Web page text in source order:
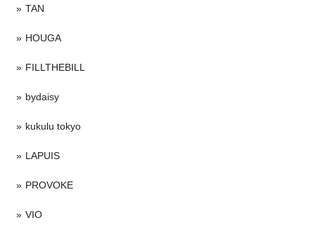
TAN
HOUGA
FILLTHEBILL
bydaisy
kukulu tokyo
LAPUIS
PROVOKE
VIO